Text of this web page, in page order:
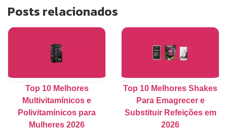
Posts relacionados
Top 10 Melhores
Multivitamínicos e
Polivitamínicos para
Mulheres 2026
Top 10 Melhores Shakes
Para Emagrecer e
Substituir Refeições em
2026